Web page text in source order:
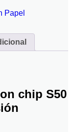
Papel
chip S50